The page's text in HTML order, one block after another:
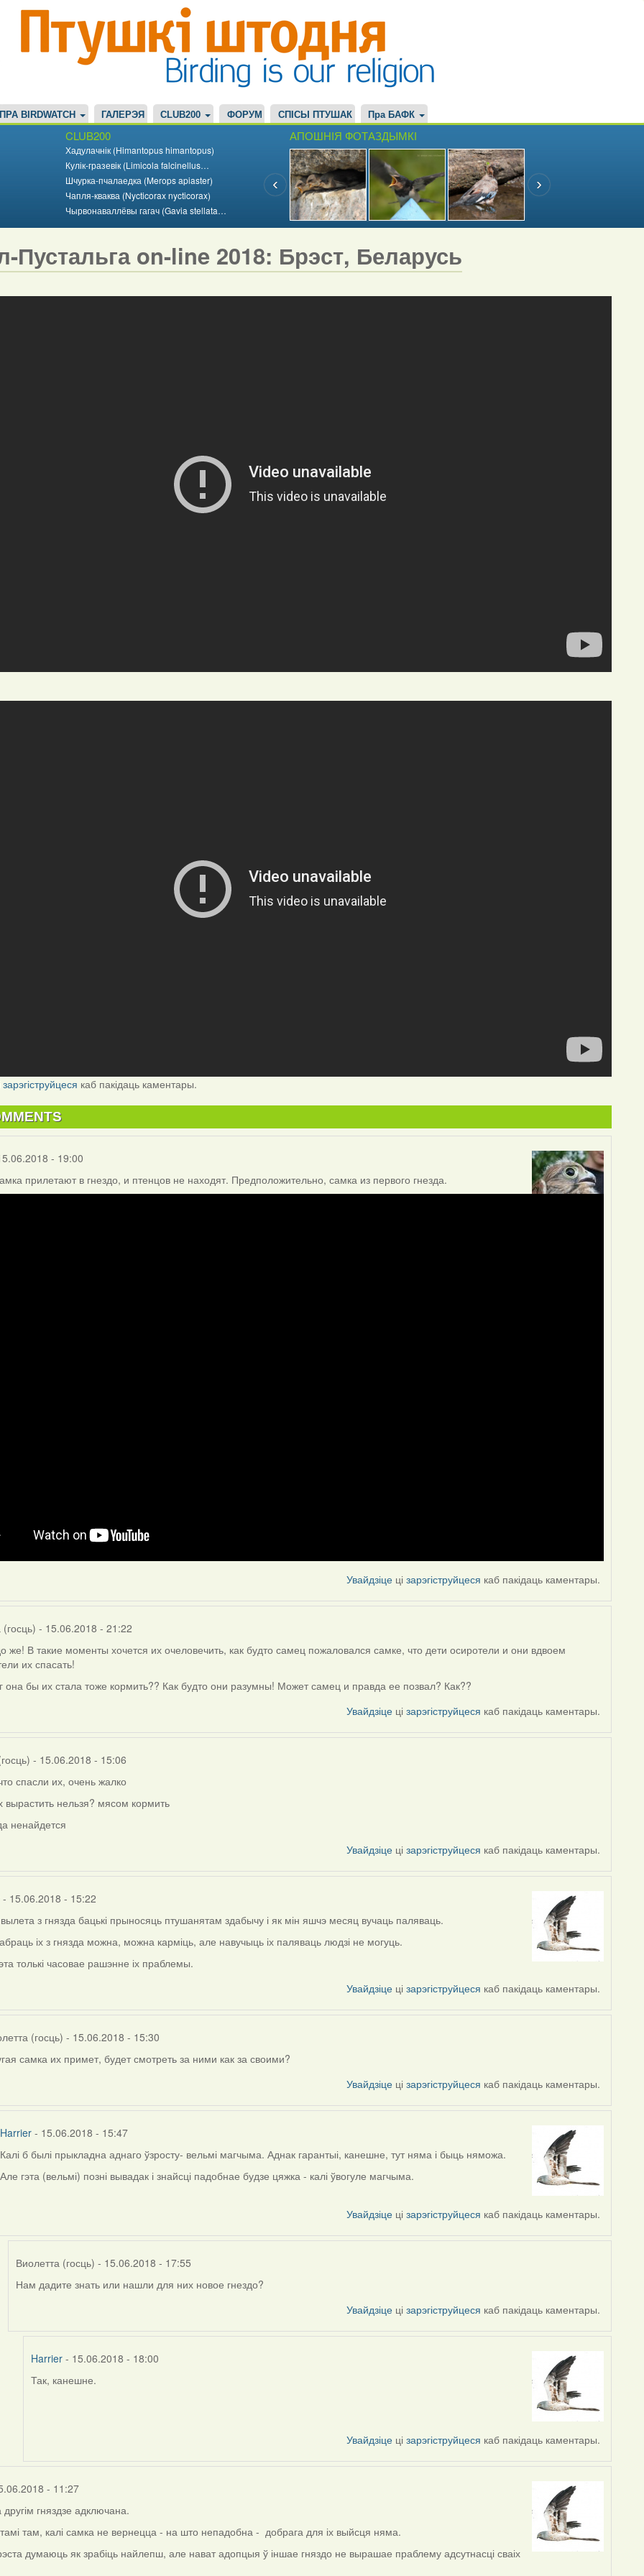
ПРА BIRDWATCH ГАЛЕРЭЯ CLUB200 ФОРУМ СПІСЫ ПТУШАК Пра БАФК
CLUB200
Хадулачнік (Himantopus himantopus)
Кулік-гразевік (Limicola falcinellus…
Шчурка-пчалаедка (Merops apiaster)
Чапля-кваква (Nycticorax nycticorax)
Чырвонаваллёвы гагач (Gavia stellata…
АПОШНІЯ ФОТАЗДЫМКІ
Пустальга on-line 2018: Брэст, Беларусь
зарэгіструйцеся каб пакідаць каментары.
- 19:00
прилетают в гнездо, и птенцов не находят. Предположительно, самка из первого гнезда.
Увайдзіце цізарэгіструйцеся каб пакідаць каментары.
- 15.06.2018 - 21:22
же! В такие моменты хочется их очеловечить, как будто самец пожаловался самке, что дети осиротели и они вдвоем
их спасать!
она бы их стала тоже кормить?? Как будто они разумны! Может самец и правда ее позвал? Как??
Увайдзіце цізарэгіструйцеся каб пакідаць каментары.
- 15.06.2018 - 15:06
спасли их, очень жалко
вырастить нельзя? мясом кормить
ненайдется
Увайдзіце цізарэгіструйцеся каб пакідаць каментары.
- 15.06.2018 - 15:22
з гнязда бацькі прыносяць птушанятам здабычу і як мін яшчэ месяц вучаць паляваць.
іх з гнязда можна, можна карміць, але навучыць іх паляваць людзі не могуць.
толькі часовае рашэнне іх праблемы.
Увайдзіце цізарэгіструйцеся каб пакідаць каментары.
(госць) - 15.06.2018 - 15:30
самка их примет, будет смотреть за ними как за своими?
Увайдзіце цізарэгіструйцеся каб пакідаць каментары.
Harrier - 15.06.2018 - 15:47
In
reply
(госць)
Калі б былі прыкладна аднаго ўзросту- вельмі магчыма. Аднак гарантыі, канешне, тут няма і быць няможа.
Але гэта (вельмі) позні вывадак і знайсці падобнае будзе цяжка - калі ўвогуле магчыма.
Увайдзіце цізарэгіструйцеся каб пакідаць каментары.
Виолетта (госць) - 15.06.2018 - 17:55
In
by
Нам дадите знать или нашли для них новое гнездо?
Увайдзіце цізарэгіструйцеся каб пакідаць каментары.
Harrier- 15.06.2018 - 18:00
In
(госць)
Так, канешне.
Увайдзіце цізарэгіструйцеся каб пакідаць каментары.
- 11:27
гняздзе адключана.
там, калі самка не вернецца - на што непадобна - добрага для іх выйсця няма.
думаюць як зрабіць найлепш, але нават адопцыя ў іншае гняздо не вырашае праблему адсутнасці сваіх